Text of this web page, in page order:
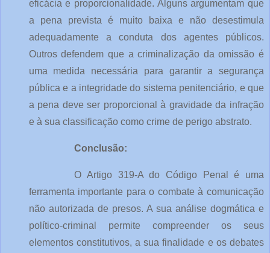
eficácia e proporcionalidade. Alguns argumentam que
a pena prevista é muito baixa e não desestimula
adequadamente a conduta dos agentes públicos.
Outros defendem que a criminalização da omissão é
uma medida necessária para garantir a segurança
pública e a integridade do sistema penitenciário, e que
a pena deve ser proporcional à gravidade da infração
e à sua classificação como crime de perigo abstrato.
Conclusão:
O Artigo 319-A do Código Penal é uma
ferramenta importante para o combate à comunicação
não autorizada de presos. A sua análise dogmática e
político-criminal permite compreender os seus
elementos constitutivos, a sua finalidade e os debates